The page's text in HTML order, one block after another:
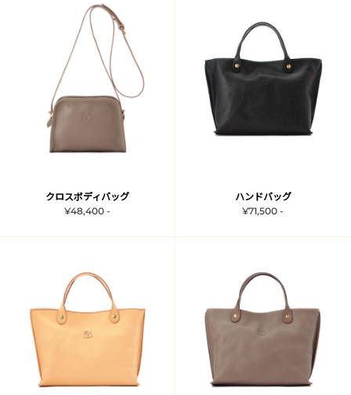
クロスボディバッグ
¥48,400 -
ハンドバッグ
¥71,500 -